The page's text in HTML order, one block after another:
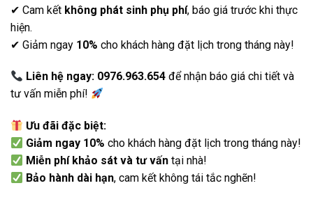
✔ Cam kết không phát sinh phụ phí, báo giá trước khi thực
hiện.
✔ Giảm ngay 10% cho khách hàng đặt lịch trong tháng này!
Liên hệ ngay: 0976.963.654 để nhận báo giá chi tiết và
tư vấn miễn phí!
Ưu đãi đặc biệt:
Giảm ngay 10% cho khách hàng đặt lịch trong tháng này!
Miễn phí khảo sát và tư vấn tại nhà!
Bảo hành dài hạn, cam kết không tái tắc nghẽn!